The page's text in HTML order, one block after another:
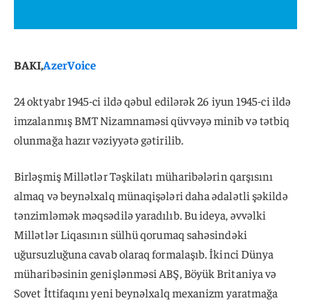
BAKI,AzerVoice
24 oktyabr 1945-ci ildə qəbul edilərək 26 iyun 1945-ci ildə
imzalanmış BMT Nizamnaməsi qüvvəyə minib və tətbiq
olunmağa hazır vəziyyətə gətirilib.
Birləşmiş Millətlər Təşkilatı müharibələrin qarşısını
almaq və beynəlxalq münaqişələri daha ədalətli şəkildə
tənzimləmək məqsədilə yaradılıb. Bu ideya, əvvəlki
Millətlər Liqasının sülhü qorumaq sahəsindəki
uğursuzluğuna cavab olaraq formalaşıb. İkinci Dünya
müharibəsinin genişlənməsi ABŞ, Böyük Britaniya və
Sovet İttifaqını yeni beynəlxalq mexanizm yaratmağa